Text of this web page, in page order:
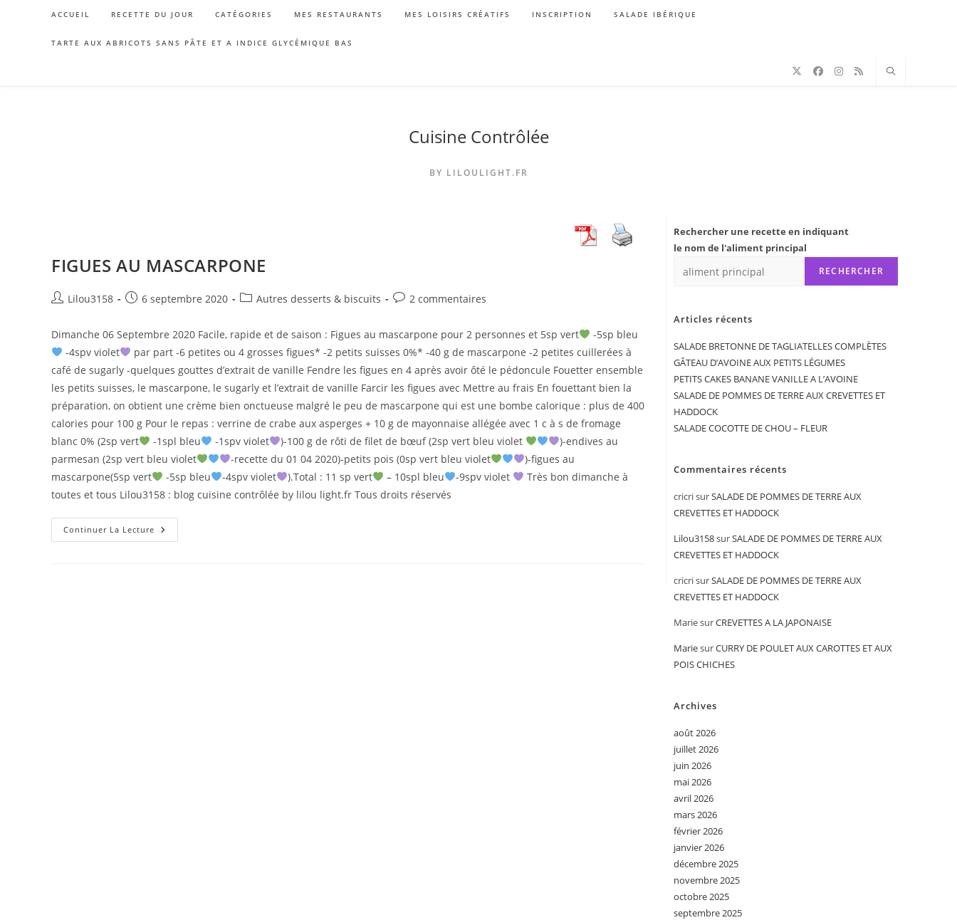
ACCUEIL RECETTE DU JOUR CATÉGORIES MES RESTAURANTS MES LOISIRS CRÉATIFS INSCRIPTION SALADE IBÉRIQUE
TARTE AUX ABRICOTS SANS PÂTE ET A INDICE GLYCÉMIQUE BAS
Cuisine Contrôlée
BY LILOULIGHT.FR
FIGUES AU MASCARPONE
Auteur/autrice
la
publication :
Lilou3158
Publication
6 septembre 2020
PostAutres desserts & biscuits
Commentaires
publication :
2 commentaires
Dimanche 06 Septembre 2020 Facile, rapide et de saison : Figues au mascarpone pour 2 personnes et 5sp vert
-5sp bleu
-4spv violet
par part -6 petites ou 4 grosses figues* -2 petits suisses 0%* -40 g de mascarpone -2 petites cuillerées à
café de sugarly -quelques gouttes d’extrait de vanille Fendre les figues en 4 après avoir ôté le pédoncule Fouetter ensemble
les petits suisses, le mascarpone, le sugarly et l’extrait de vanille Farcir les figues avec Mettre au frais En fouettant bien la
préparation, on obtient une crème bien onctueuse malgré le peu de mascarpone qui est une bombe calorique : plus de 400
calories pour 100 g Pour le repas : verrine de crabe aux asperges + 10 g de mayonnaise allégée avec 1 c à s de fromage
blanc 0% (2sp vert
-1spl bleu -1spv violet )-100 g de rôti de filet de bœuf (2sp vert bleu violet
)-endives au
parmesan (2sp vert bleu violet
-recette du 01 04 2020)-petits pois (0sp vert bleu violet
)-figues au
mascarpone(5sp vert
-5sp bleu -4spv violet ).Total : 11 sp vert – 10spl bleu -9spv violet
Très bon dimanche à
toutes et tous Lilou3158 : blog cuisine contrôlée by lilou light.fr Tous droits réservés
Continuer La Lecture FIGUES
AU
Rechercher une recette en indiquant
le nom de l'aliment principal
RECHERCHER
Articles récents
SALADE BRETONNE DE TAGLIATELLES COMPLÈTES
GÂTEAU D’AVOINE AUX PETITS LÉGUMES
PETITS CAKES BANANE VANILLE A L’AVOINE
SALADE DE POMMES DE TERRE AUX CREVETTES ET
HADDOCK
SALADE COCOTTE DE CHOU – FLEUR
Commentaires récents
cricrisurSALADE DE POMMES DE TERRE AUX
CREVETTES ET HADDOCK
Lilou3158surSALADE DE POMMES DE TERRE AUX
CREVETTES ET HADDOCK
cricrisurSALADE DE POMMES DE TERRE AUX
CREVETTES ET HADDOCK
MariesurCREVETTES A LA JAPONAISE
MariesurCURRY DE POULET AUX CAROTTES ET AUX
POIS CHICHES
Archives
août 2026
juillet 2026
juin 2026
mai 2026
avril 2026
mars 2026
février 2026
janvier 2026
décembre 2025
novembre 2025
octobre 2025
septembre 2025